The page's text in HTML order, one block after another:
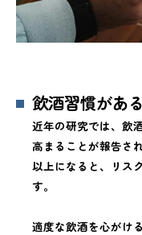
飲酒習慣があ
近年の研究では、飲
高まることが報告さ
以上になると、リス
す。
適度な飲酒を心がけ